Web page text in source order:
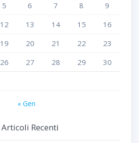
5 6 7 8
9
12 13 14 15
16
19 20 21 22
23
26 27 28 29
30
« Gen
Articoli Recenti